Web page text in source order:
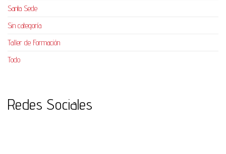
Santa Sede
Sin categoría
Taller de Formación
Todo
Redes Sociales